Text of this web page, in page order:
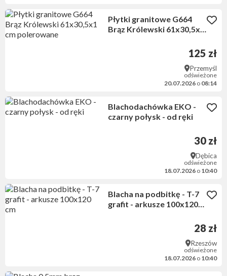
Płytki granitowe G664
Brąz Królewski 61x30,5x1
125 zł
Przemyśl
odświeżone
20.07.2026 o 08:14
Blachodachówka EKO -
czarny połysk - od ręki
30 zł
Dębica
odświeżone
18.07.2026 o 10:40
Blacha na podbitkę - T-7
grafit - arkusze 100x120
28 zł
Rzeszów
odświeżone
18.07.2026 o 10:40